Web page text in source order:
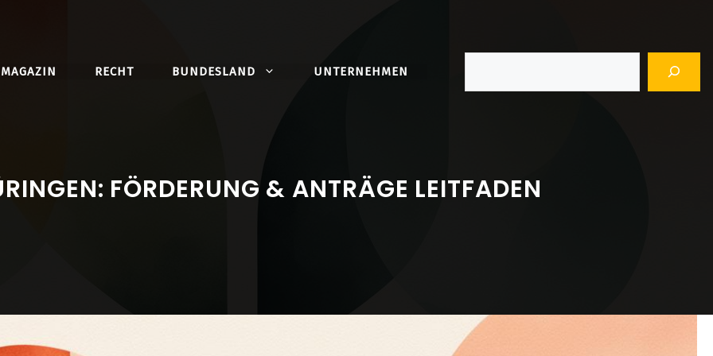
MAGAZIN RECHT BUNDESLAND UNTERNEHMEN
FÖRDERUNG & ANTRÄGE LEITFADEN